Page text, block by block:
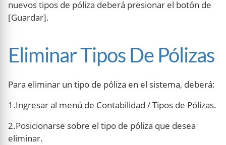
nuevos tipos de póliza deberá presionar el botón de
[Guardar].
Eliminar Tipos De Pólizas
Para eliminar un tipo de póliza en el sistema, deberá:
1.Ingresar al menú de Contabilidad / Tipos de Pólizas.
2.Posicionarse sobre el tipo de póliza que desea
eliminar.